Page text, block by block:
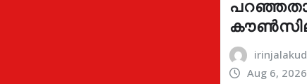
Aug 6, 2026